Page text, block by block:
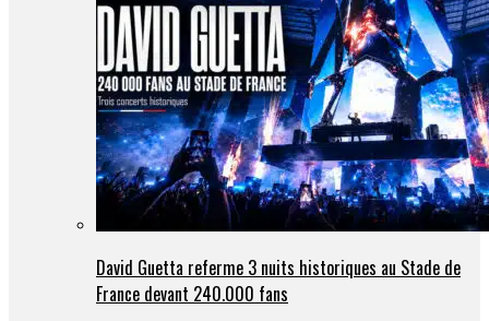
David Guetta referme 3 nuits historiques au Stade de
France devant 240.000 fans